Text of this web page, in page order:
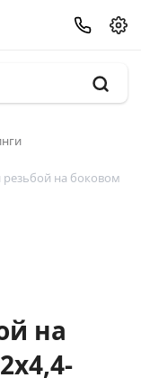
резьбой на боковом
на